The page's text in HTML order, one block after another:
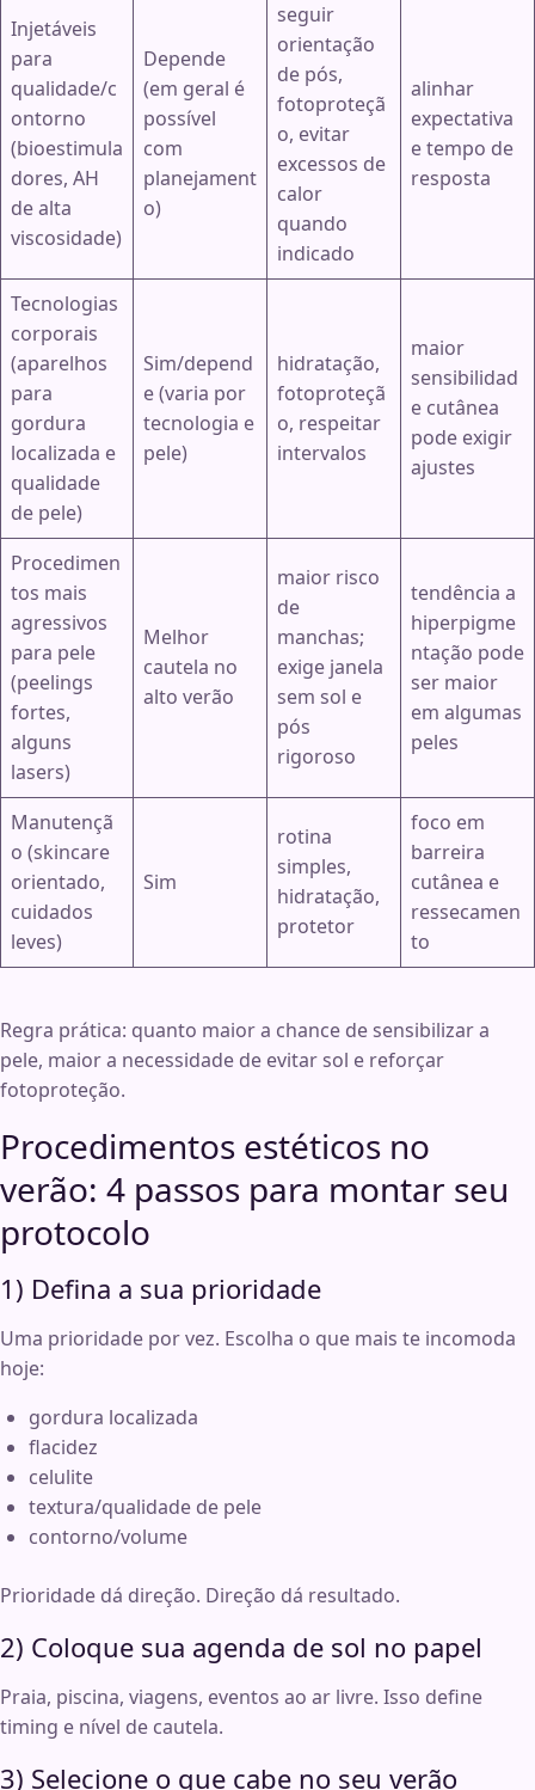
Injetáveis
para
qualidade/c
ontorno
(bioestimula
dores, AH
de alta
viscosidade)
Depende
(em geral é
possível
com
planejament
o)
seguir
orientação
de pós,
fotoproteçã
o, evitar
excessos de
calor
quando
indicado
alinhar
expectativa
e tempo de
resposta
Tecnologias
corporais
(aparelhos
para
gordura
localizada e
qualidade
de pele)
Sim/depend
e (varia por
tecnologia e
pele)
hidratação,
fotoproteçã
o, respeitar
intervalos
maior
sensibilidad
e cutânea
pode exigir
ajustes
Procedimen
tos mais
agressivos
para pele
(peelings
fortes,
alguns
lasers)
Melhor
cautela no
alto verão
maior risco
de
manchas;
exige janela
sem sol e
pós
rigoroso
tendência a
hiperpigme
ntação pode
ser maior
em algumas
peles
Manutençã
o (skincare
orientado,
cuidados
leves)
Sim
rotina
simples,
hidratação,
protetor
foco em
barreira
cutânea e
ressecamen
to
Regra prática: quanto maior a chance de sensibilizar a
pele, maior a necessidade de evitar sol e reforçar
fotoproteção.
Procedimentos estéticos no
verão: 4 passos para montar seu
protocolo
1) Defina a sua prioridade
Uma prioridade por vez. Escolha o que mais te incomoda
hoje:
gordura localizada
flacidez
celulite
textura/qualidade de pele
contorno/volume
Prioridade dá direção. Direção dá resultado.
2) Coloque sua agenda de sol no papel
Praia, piscina, viagens, eventos ao ar livre. Isso define
timing e nível de cautela.
3) Selecione o que cabe no seu verão